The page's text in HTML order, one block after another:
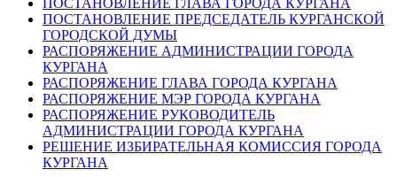
ПОСТАНОВЛЕНИЕ ПРЕДСЕДАТЕЛЬ КУРГАНСКОЙ
ГОРОДСКОЙ ДУМЫ
РАСПОРЯЖЕНИЕ АДМИНИСТРАЦИИ ГОРОДА
КУРГАНА
РАСПОРЯЖЕНИЕ ГЛАВА ГОРОДА КУРГАНА
РАСПОРЯЖЕНИЕ МЭР ГОРОДА КУРГАНА
РАСПОРЯЖЕНИЕ РУКОВОДИТЕЛЬ
АДМИНИСТРАЦИИ ГОРОДА КУРГАНА
РЕШЕНИЕ ИЗБИРАТЕЛЬНАЯ КОМИССИЯ ГОРОДА
КУРГАНА